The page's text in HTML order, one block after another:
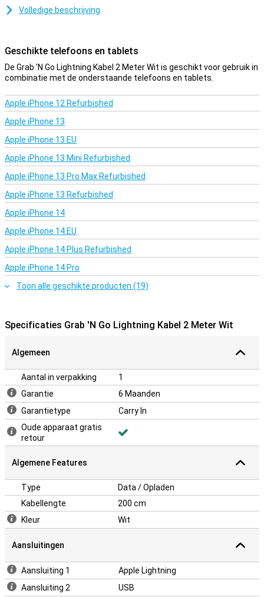
laden, maar ook om gegevens te synchroniseren tussen je iPhone,
iPad of andere compatibele Apple-apparaten.
Deze kabel heeft aan de ene kant een Apple Lightning-aansluiting
en aan de andere kant een USB-aansluiting. Hierdoor is deze kabel
geschikt om data over te zetten tussen je PC en je Apple-apparaat.
om in een oplaadadapter te steken, waarna je je Apple-apparaat
oplaadt.
Perfecte lengte
Met een lengte van 2 meter biedt deze Lightning kabel voldoende
bewegingsvrijheid zonder dat je last hebt van overtollige snoeren.
Dit maakt het kabeltje ideaal voor opladen op je nachtkastje, aan je
bureau of in de auto. Je hebt genoeg ruimte om je telefoon te
gebruiken tijdens het opladen, zonder dat de oplaadkabel in de weg
zit.
Volledige beschrijving
Geschikte telefoons en tablets
De Grab 'N Go Lightning Kabel 2 Meter Wit is geschikt voor gebruik in
combinatie met de onderstaande telefoons en tablets.
Apple iPhone 12 Refurbished
Apple iPhone 13
Apple iPhone 13 EU
Apple iPhone 13 Mini Refurbished
Apple iPhone 13 Pro Max Refurbished
Apple iPhone 13 Refurbished
Apple iPhone 14
Apple iPhone 14 EU
Apple iPhone 14 Plus Refurbished
Apple iPhone 14 Pro
Toon alle geschikte producten (19)
Specificaties Grab 'N Go Lightning Kabel 2 Meter Wit
Algemeen
Aantal in verpakking
1
Garantie
6 Maanden
Garantietype
Carry In
Oude apparaat gratis
retour
Algemene Features
Type
Data / Opladen
Kabellengte
200 cm
Kleur
Wit
Aansluitingen
Aansluiting 1
Apple Lightning
Aansluiting 2
USB